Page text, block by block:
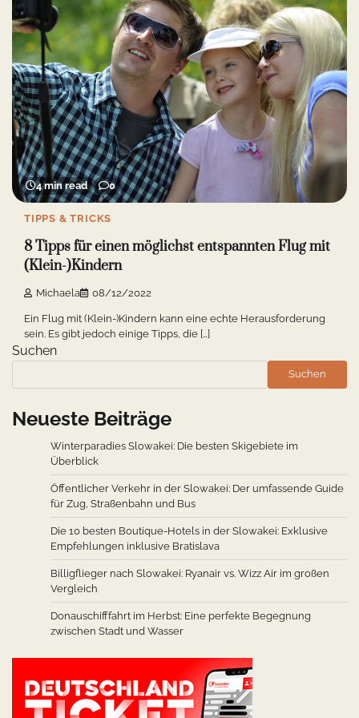
4 min read 0
TIPPS & TRICKS
8 Tipps für einen möglichst entspannten Flug mit
(Klein-)Kindern
Michaela 08/12/2022
Ein Flug mit (Klein-)Kindern kann eine echte Herausforderung
sein. Es gibt jedoch einige Tipps, die […]
Suchen
Suchen
Neueste Beiträge
Winterparadies Slowakei: Die besten Skigebiete im
Überblick
Öffentlicher Verkehr in der Slowakei: Der umfassende Guide
für Zug, Straßenbahn und Bus
Die 10 besten Boutique-Hotels in der Slowakei: Exklusive
Empfehlungen inklusive Bratislava
Billigflieger nach Slowakei: Ryanair vs. Wizz Air im großen
Vergleich
Donauschifffahrt im Herbst: Eine perfekte Begegnung
zwischen Stadt und Wasser